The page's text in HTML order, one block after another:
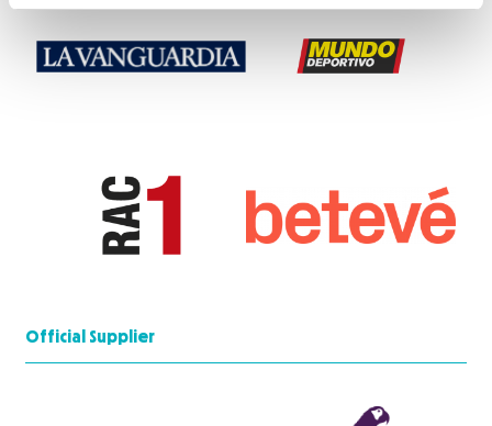
Official Supplier